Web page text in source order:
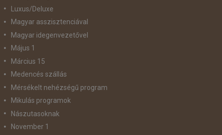
Luxus/Deluxe
Magyar asszisztenciával
Magyar idegenvezetővel
Május 1
Március 15
Medencés szállás
Mérsékelt nehézségű program
Mikulás programok
Nászutasoknak
November 1